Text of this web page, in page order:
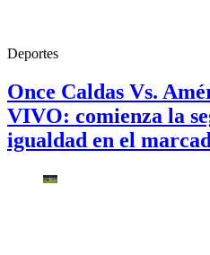
Deportes
Once Caldas Vs.
VIVO: comienza la
igualdad en el